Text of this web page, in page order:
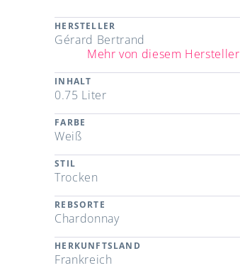
HERSTELLER
Gérard Bertrand
Mehr von diesem Hersteller
INHALT
0.75 Liter
FARBE
Weiß
STIL
Trocken
REBSORTE
Chardonnay
HERKUNFTSLAND
Frankreich